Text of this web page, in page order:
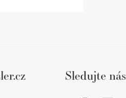
Sledujte nás